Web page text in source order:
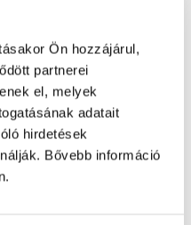
Ön hozzájárul,
partnerei
el, melyek
adatait
hirdetések
Bővebb információ